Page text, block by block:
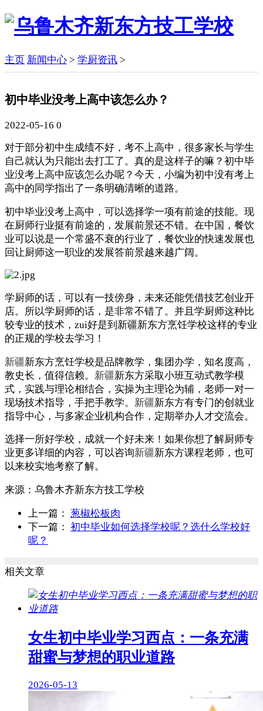
主页 新闻中心 > 学厨资讯 >
初中毕业没考上高中该怎么办？
2022-05-16 0
对于部分初中生成绩不好，考不上高中，很多家长与学生
自己就认为只能出去打工了。真的是这样子的嘛？初中毕
业没考上高中应该怎么办呢？今天，小编为初中没有考上
高中的同学指出了一条明确清晰的道路。
初中毕业没考上高中，可以选择学一项有前途的技能。现
在厨师行业挺有前途的，发展前景还不错。在中国，餐饮
业可以说是一个常盛不衰的行业了，餐饮业的快速发展也
回让厨师这一职业的发展答前景越来越广阔。
学厨师的话，可以有一技傍身，未来还能凭借技艺创业开
店。所以学厨师的话，是非常不错了。并且学厨师这种比
较专业的技术，zui好是到新疆新东方烹饪学校这样的专业
的正规的学校去学习！
新疆新东方烹饪学校是品牌教学，集团办学，知名度高，
教史长，值得信赖。 新疆新东方采取小班互动式教学模
式，实践与理论相结合，实操为主理论为辅，老师一对一
现场技术指导，手把手教学。 新疆新东方有专门的创就业
指导中心，与多家企业机构合作，定期举办人才交流会。
选择一所好学校，成就一个好未来！如果你想了解厨师专
业更多详细的内容，可以咨询新疆新东方课程老师，也可
以来校实地考察了解。
来源： 乌鲁木齐新东方技工学校
上一篇： 葱椒松板肉
下一篇： 初中毕业如何选择学校呢？选什么学校好
呢？
相关文章
女生初中毕业学习西点：一条充满
甜蜜与梦想的职业道路
2026-05-13